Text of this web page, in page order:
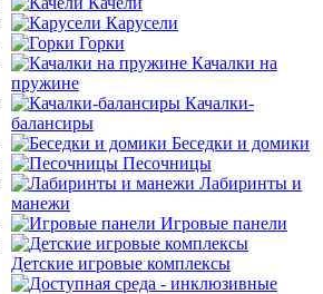
Карусели
Горки
Качалки на
пружине
Качалки-
балансиры
Беседки и домики
Песочницы
Лабиринты и
манежи
Игровые панели
Детские игровые комплексы